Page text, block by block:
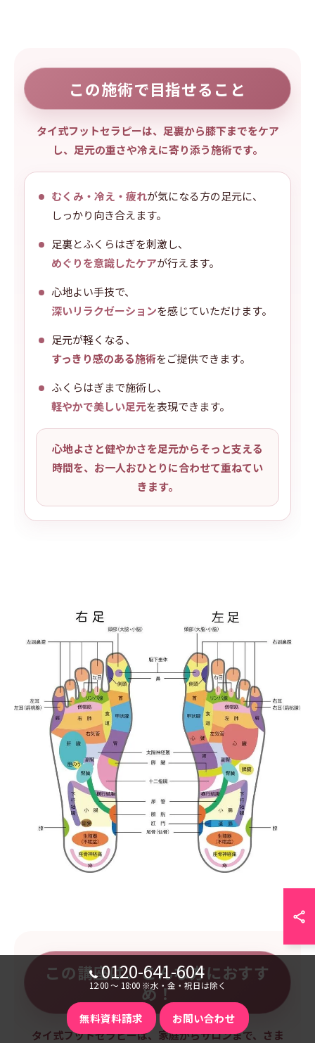
この施術で目指せること
タイ式フットセラピーは、足裏から膝下までをケア
し、足元の重さや冷えに寄り添う施術です。
むくみ・冷え・疲れが気になる方の足元に、
しっかり向き合えます。
足裏とふくらはぎを刺激し、
めぐりを意識したケアが行えます。
心地よい手技で、
深いリラクゼーションを感じていただけます。
足元が軽くなる、
すっきり感のある施術をご提供できます。
ふくらはぎまで施術し、
軽やかで美しい足元を表現できます。
心地よさと健やかさを足元からそっと支える
時間を、お一人おひとりに合わせて重ねてい
きます。
この講座は、こんな方におすす
め！
タイ式フットセラピーは、家庭からサロンまで、さま
0120-641-604
12:00 〜 18:00 ※水・金・祝日は除く
無料資料請求 お問い合わせ